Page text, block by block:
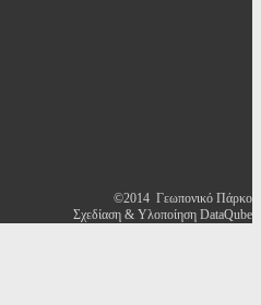
©2014 Γεωπονικό Πάρκο
Σχεδίαση & Υλοποίηση DataQube